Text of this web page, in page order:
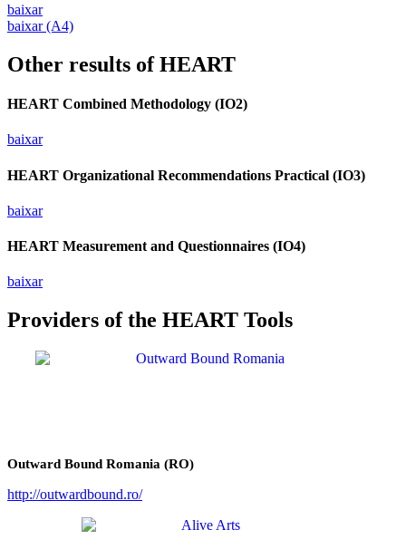
baixar
baixar (A4)
Other results of HEART
HEART Combined Methodology (IO2)
baixar
HEART Organizational Recommendations Practical (IO3)
baixar
HEART Measurement and Questionnaires (IO4)
baixar
Providers of the HEART Tools
Outward Bound Romania (RO)
http://outwardbound.ro/